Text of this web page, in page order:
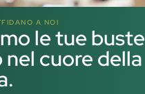
A NOI
le tue buste
cuore della